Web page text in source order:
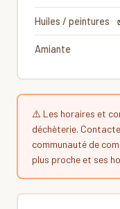
Huiles / peintures
Amiante
⚠️ Les horaires et
déchèterie.
communauté de
plus proche et ses